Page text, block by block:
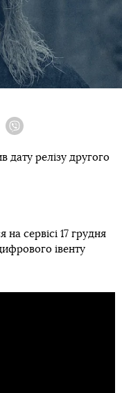
дату релізу другого
сервісі 17 грудня
івенту